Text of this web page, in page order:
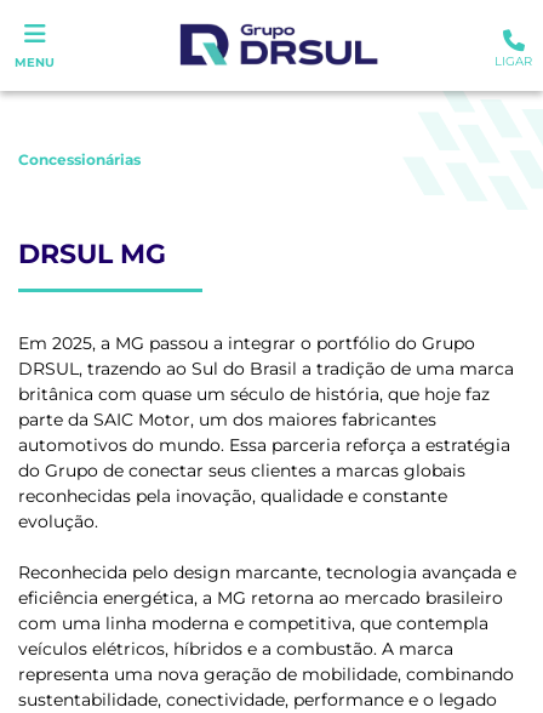
MENU LIGAR
Concessionárias
DRSUL MG
Em 2025, a MG passou a integrar o portfólio do Grupo
DRSUL, trazendo ao Sul do Brasil a tradição de uma marca
britânica com quase um século de história, que hoje faz
parte da SAIC Motor, um dos maiores fabricantes
automotivos do mundo. Essa parceria reforça a estratégia
do Grupo de conectar seus clientes a marcas globais
reconhecidas pela inovação, qualidade e constante
evolução.
Reconhecida pelo design marcante, tecnologia avançada e
eficiência energética, a MG retorna ao mercado brasileiro
com uma linha moderna e competitiva, que contempla
veículos elétricos, híbridos e a combustão. A marca
representa uma nova geração de mobilidade, combinando
sustentabilidade, conectividade, performance e o legado